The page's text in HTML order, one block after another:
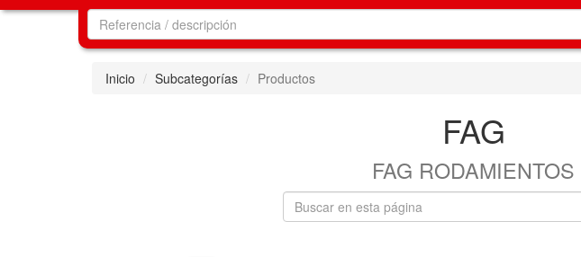
Inicio Subcategorías Productos
FAG
FAG RODAMIENTOS